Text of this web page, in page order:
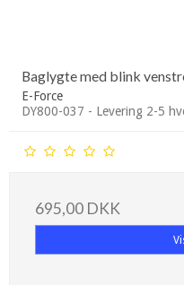
Baglygte med blink
E-Force
DY800-037 - Levering 2-5
695,00 DKK